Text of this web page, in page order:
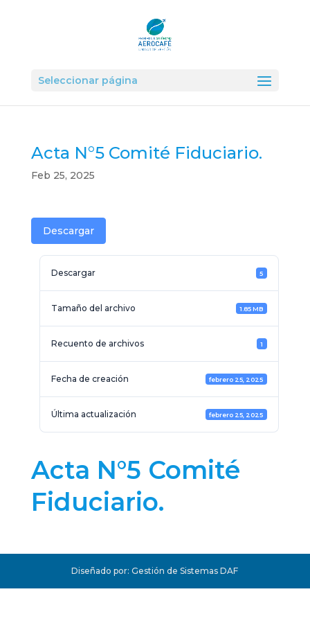
Seleccionar página
Acta N°5 Comité Fiduciario.
Feb 25, 2025
Descargar
Descargar 5
Tamaño del archivo 1.85 MB
Recuento de archivos 1
Fecha de creación febrero 25, 2025
Última actualización febrero 25, 2025
Acta N°5 Comité
Fiduciario.
Diseñado por: Gestión de Sistemas DAF